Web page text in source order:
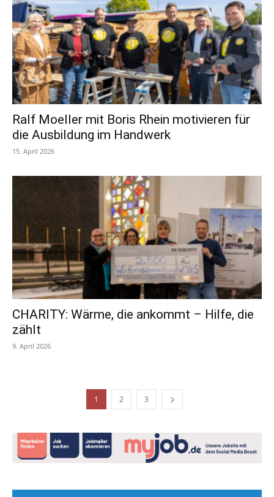
Ralf Moeller mit Boris Rhein motivieren für
die Ausbildung im Handwerk
15. April 2026
CHARITY: Wärme, die ankommt – Hilfe, die
zählt
9. April 2026
1 2 3